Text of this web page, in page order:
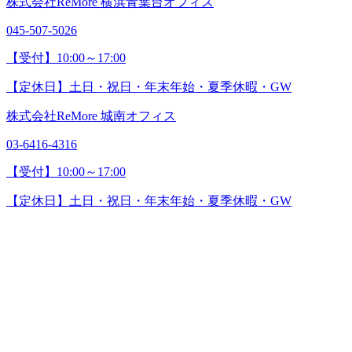
045-507-5026
【受付】10:00～17:00
【定休日】土日・祝日・年末年始・夏季休暇・GW
株式会社ReMore 城南オフィス
03-6416-4316
【受付】10:00～17:00
【定休日】土日・祝日・年末年始・夏季休暇・GW